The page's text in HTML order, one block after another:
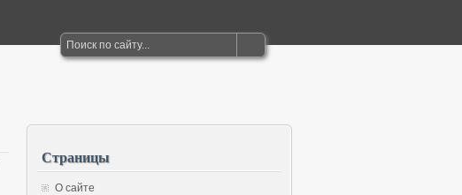
Страницы
О сайте